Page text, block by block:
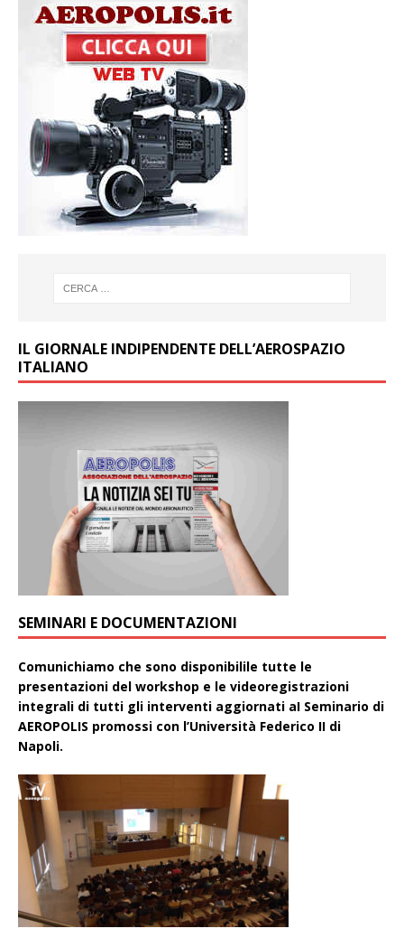
IL GIORNALE INDIPENDENTE DELL’AEROSPAZIO
ITALIANO
SEMINARI E DOCUMENTAZIONI
Comunichiamo che sono disponibilile tutte le
presentazioni del workshop e le videoregistrazioni
integrali di tutti gli interventi aggiornati aI Seminario di
AEROPOLIS promossi con l’Università Federico II di
Napoli.